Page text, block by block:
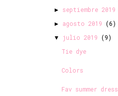
► septiembre 2019
► agosto 2019 (6)
▼ julio 2019 (9)
Tie dye
Colors
Fav summer dress